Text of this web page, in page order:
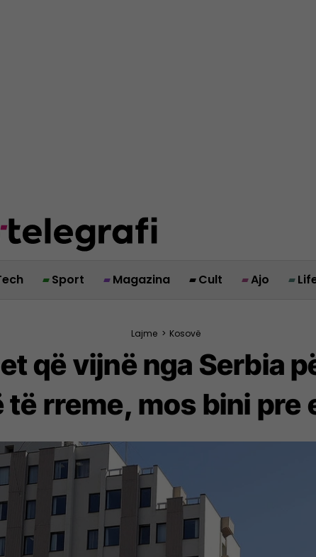
Sport Magazina Cult Ajo
Lajme > Kosovë
që vijnë nga Serbia
të rreme, mos bini pre